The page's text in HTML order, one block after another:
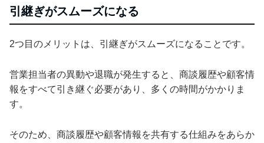
引継ぎがスムーズになる
2つ目のメリットは、引継ぎがスムーズになることです。
営業担当者の異動や退職が発生すると、商談履歴や顧客情
報をすべて引き継ぐ必要があり、多くの時間がかかりま
す。
そのため、商談履歴や顧客情報を共有する仕組みをあらか